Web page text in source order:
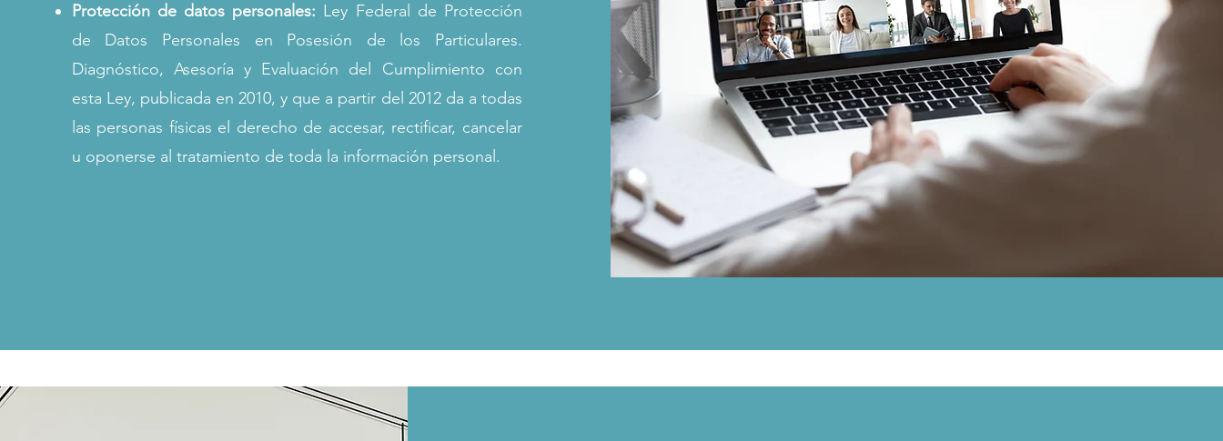
Protección de datos personales: Ley Federal de Protección
de Datos Personales en Posesión de los Particulares.
Diagnóstico, Asesoría y Evaluación del Cumplimiento con
esta Ley, publicada en 2010, y que a partir del 2012 da a todas
las personas físicas el derecho de accesar, rectificar, cancelar
u oponerse al tratamiento de toda la información personal.